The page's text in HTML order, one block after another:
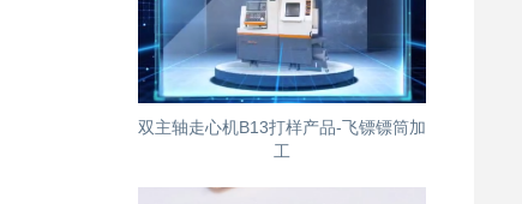
双主轴走心机B13打样产品-飞镖镖筒加
工